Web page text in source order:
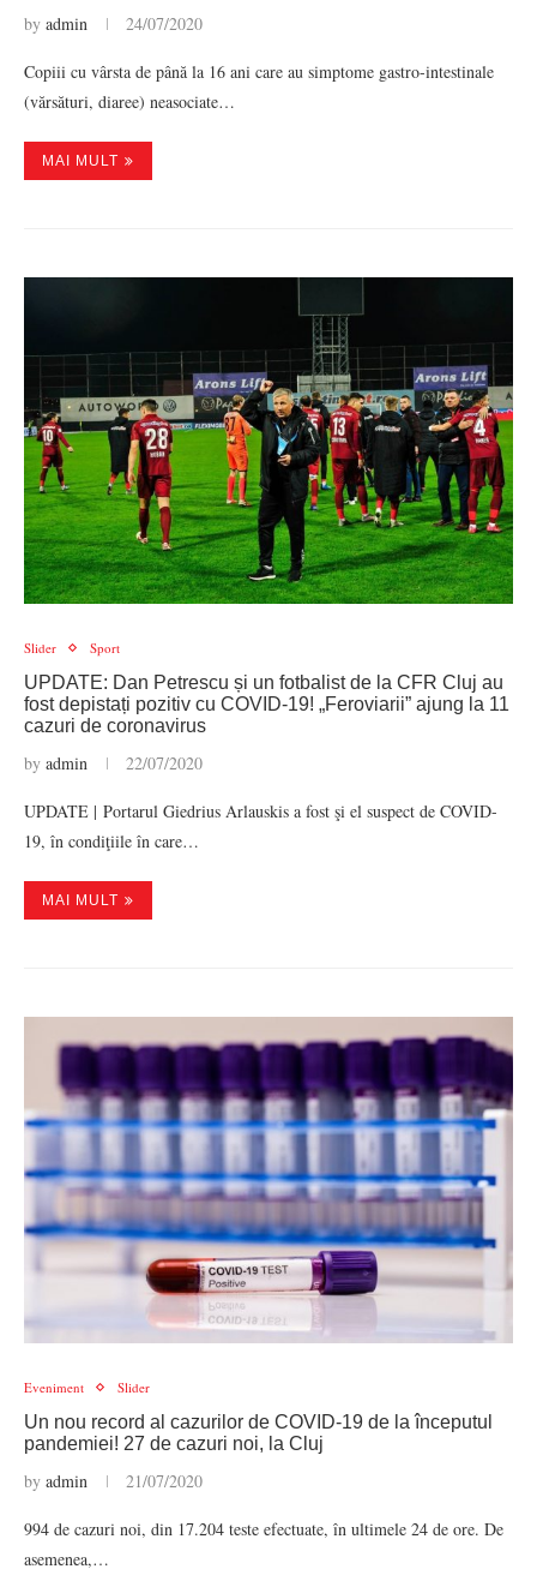
by admin 24/07/2020
Copiii cu vârsta de până la 16 ani care au simptome gastro-intestinale
(vărsături, diaree) neasociate…
MAI MULT
Slider Sport
UPDATE: Dan Petrescu și un fotbalist de la CFR Cluj au
fost depistați pozitiv cu COVID-19! „Feroviarii” ajung la 11
cazuri de coronavirus
by admin 22/07/2020
UPDATE | Portarul Giedrius Arlauskis a fost şi el suspect de COVID-
19, în condiţiile în care…
MAI MULT
Eveniment Slider
Un nou record al cazurilor de COVID-19 de la începutul
pandemiei! 27 de cazuri noi, la Cluj
by admin 21/07/2020
994 de cazuri noi, din 17.204 teste efectuate, în ultimele 24 de ore. De
asemenea,…